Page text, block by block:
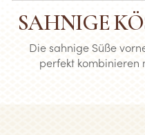
SAHNIGE
Die sahnige Süße
perfekt kombinieren